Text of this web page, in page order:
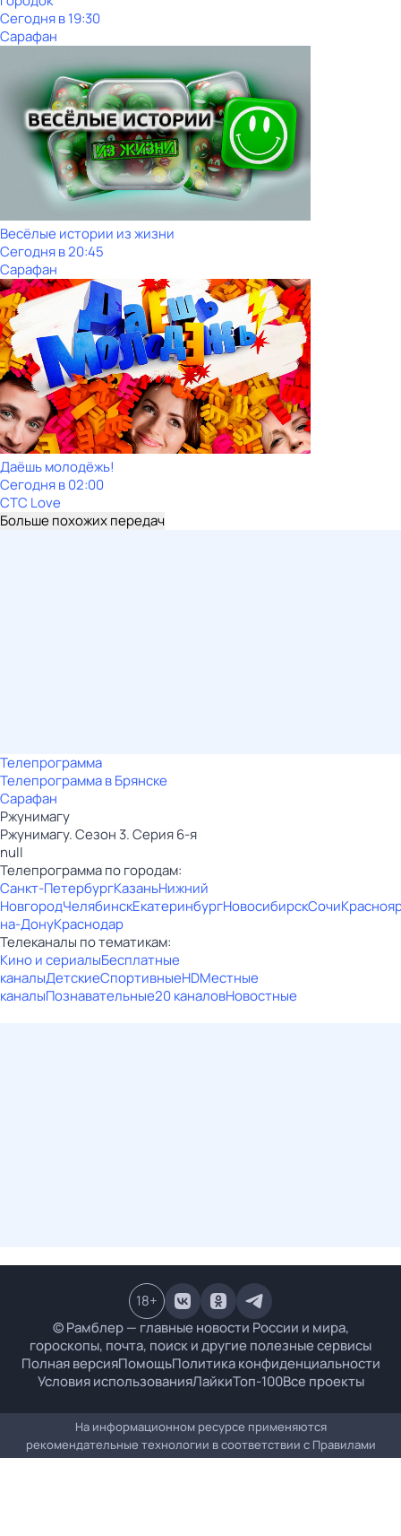
Сегодня в 19:30
Сарафан
Весёлые истории из жизни
Сегодня в 20:45
Сарафан
Даёшь молодёжь!
Сегодня в 02:00
СТС Love
Больше похожих передач
Телепрограмма
Телепрограмма в Брянске
Сарафан
Ржунимагу
Ржунимагу. Сезон 3. Серия 6-я
null
Телепрограмма по городам:
Санкт-ПетербургКазаньНижний
НовгородЧелябинскЕкатеринбургНовосибирскСочи
на-ДонуКраснодар
Телеканалы по тематикам:
Кино и сериалыБесплатные
каналыДетскиеСпортивныеHDМестные
каналыПознавательные20 каналовНовостные
© Рамблер — главные новости России и мира,
гороскопы, почта, поиск и другие полезные сервисы
Полная версияПомощьПолитика конфиденциальности
Условия использованияЛайкиТоп-100Все проекты
18+
На информационном ресурсе применяются
рекомендательные технологии в соответствии с Правилами